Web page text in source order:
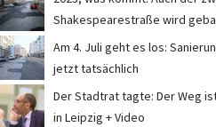
Shakespearestraße wird
Am 4. Juli geht es los:
jetzt tatsächlich
Der Stadtrat tagte: Der Weg
in Leipzig + Video